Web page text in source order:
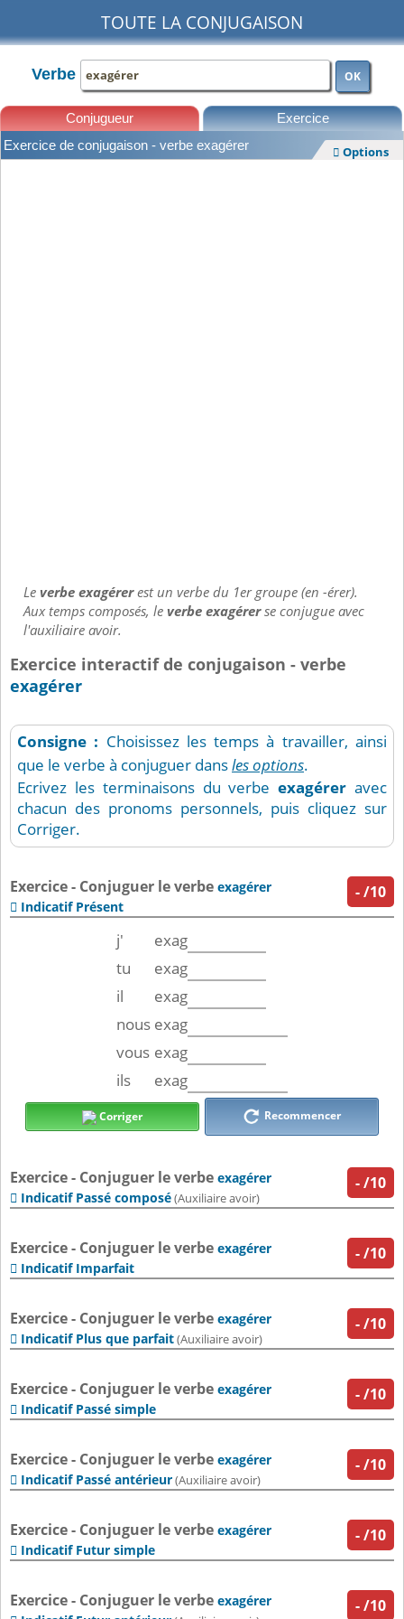
TOUTE LA CONJUGAISON
Verbe OK
Conjugueur Exercice
Exercice de conjugaison - verbe exagérer  Options
Leverbe exagérerest un verbe du 1er groupe (en -érer).
Aux temps composés, leverbe exagérerse conjugue avec
l'auxiliaire avoir.
Exercice interactif de conjugaison - verbe
exagérer
Consigne : Choisissez les temps à travailler, ainsi
que le verbe à conjuguer dansles options.
Ecrivez les terminaisons du verbeexagérer avec
chacun des pronoms personnels, puis cliquez sur
Corriger.
-/10
Exercice - Conjuguer le verbe exagérer
 Indicatif Présent
j'
exag
tu
exag
il
exag
nous exag
vous exag
ils
exag
Corriger Recommencer
-/10
Exercice - Conjuguer le verbe exagérer
 Indicatif Passé composé(Auxiliaire avoir)
-/10
Exercice - Conjuguer le verbe exagérer
 Indicatif Imparfait
-/10
Exercice - Conjuguer le verbe exagérer
 Indicatif Plus que parfait(Auxiliaire avoir)
-/10
Exercice - Conjuguer le verbe exagérer
 Indicatif Passé simple
-/10
Exercice - Conjuguer le verbe exagérer
 Indicatif Passé antérieur(Auxiliaire avoir)
-/10
Exercice - Conjuguer le verbe exagérer
 Indicatif Futur simple
-/10
Exercice - Conjuguer le verbe exagérer